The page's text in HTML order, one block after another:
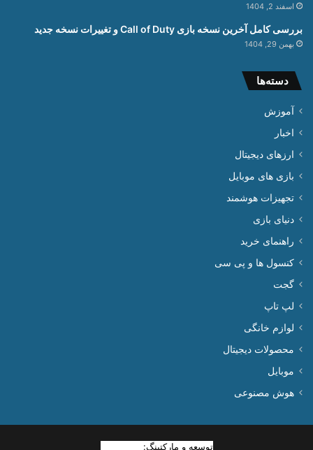
اسفند 2, 1404
بررسی کامل آخرین نسخه بازی Call of Duty و تغییرات نسخه جدید
بهمن 29, 1404
دسته‌ها
آموزش
اخبار
ارزهای دیجیتال
بازی های موبایل
تجهیزات هوشمند
دنیای بازی
راهنمای خرید
کنسول ها و پی سی
گجت
لپ تاپ
لوازم خانگی
محصولات دیجیتال
موبایل
هوش مصنوعی
توسعه و مارکتینگ: